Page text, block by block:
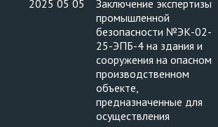
2025 05 05
Заключение экспертизы
промышленной
безопасности №ЭК-02-
25-ЭПБ-4 на здания и
сооружения на опасном
производственном
объекте,
предназначенные для
осуществления